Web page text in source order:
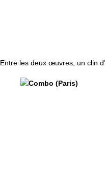
Entre les deux œuvres, un clin